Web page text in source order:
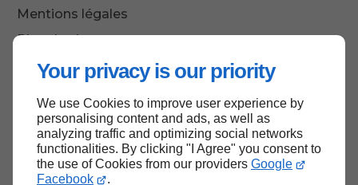
Your privacy is our priority
We use Cookies to improve user experience by
personalising content and ads, as well as
analyzing traffic and optimizing social networks
functionalities. By clicking "I Agree" you consent to
the use of Cookies from our providers Google
Facebook
.
Mentions légales
Plan du site
Haut de page